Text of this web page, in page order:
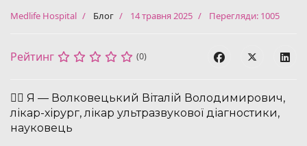
Medlife Hospital Блог 14 травня 2025 Перегляди: 1005
Рейтинг (0)
👨‍⚕️ Я — Волковецький Віталій Володимирович,
лікар-хірург, лікар ультразвукової діагностики,
науковець